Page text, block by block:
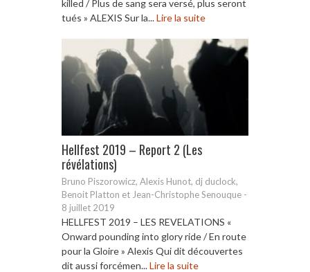
killed / Plus de sang sera versé, plus seront
tués » ALEXIS Sur la...Lire la suite
Hellfest 2019 – Report 2 (Les
révélations)
Bruno Piszorowicz, Alexis Hunot, dj duclock,
Benoit Platton et Jean-Christophe Senouque -
8 juillet 2019
HELLFEST 2019 – LES REVELATIONS «
Onward pounding into glory ride / En route
pour la Gloire » Alexis Qui dit découvertes
dit aussi forcémen...Lire la suite